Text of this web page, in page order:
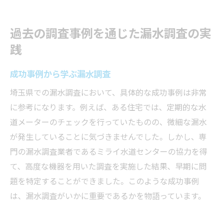
過去の調査事例を通じた漏水調査の実
践
成功事例から学ぶ漏水調査
埼玉県での漏水調査において、具体的な成功事例は非常
に参考になります。例えば、ある住宅では、定期的な水
道メーターのチェックを行っていたものの、微細な漏水
が発生していることに気づきませんでした。しかし、専
門の漏水調査業者であるミライ水道センターの協力を得
て、高度な機器を用いた調査を実施した結果、早期に問
題を特定することができました。このような成功事例
は、漏水調査がいかに重要であるかを物語っています。